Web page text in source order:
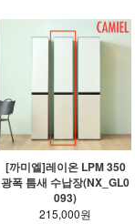
[까미엘]레이온 LPM 350
광폭 틈새 수납장(NX_GL0
093)
215,000원